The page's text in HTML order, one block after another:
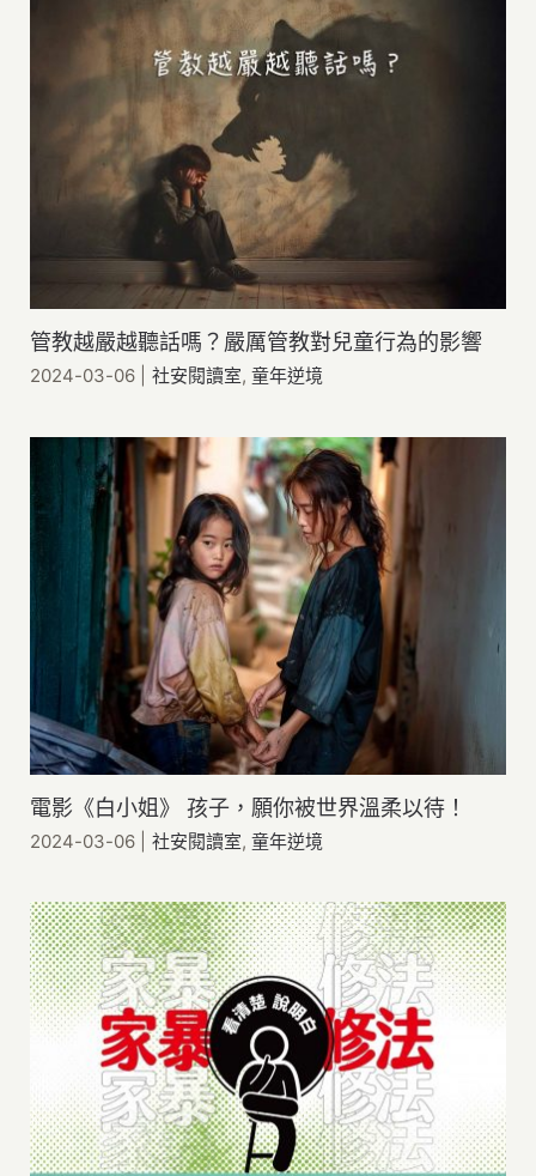
管教越嚴越聽話嗎？嚴厲管教對兒童行為的影響
2024-03-06 社安閱讀室,童年逆境
電影《白小姐》 孩子，願你被世界溫柔以待！
2024-03-06 社安閱讀室,童年逆境